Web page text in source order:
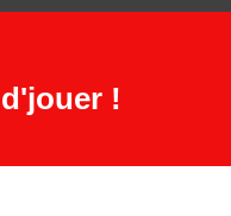
!